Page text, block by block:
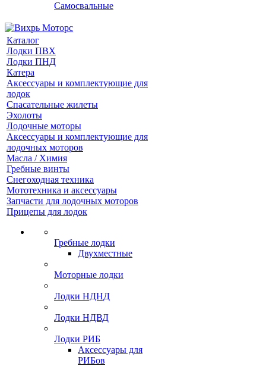
Самосвальные
Каталог
Лодки ПВХ
Лодки ПНД
Катера
Аксессуары и комплектующие для
лодок
Спасательные жилеты
Эхолоты
Лодочные моторы
Аксессуары и комплектующие для
лодочных моторов
Масла / Химия
Гребные винты
Снегоходная техника
Мототехника и аксессуары
Запчасти для лодочных моторов
Прицепы для лодок
Гребные лодки
Двухместные
Моторные лодки
Лодки НДНД
Лодки НДВД
Лодки РИБ
Аксессуары для
РИБов